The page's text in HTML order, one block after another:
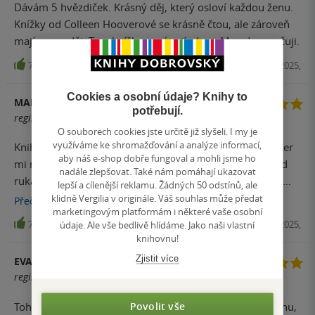
Dávám 5 hvězdiček. Krásný děj, který osloví každou ženu.
Knížky od Colleen Hooverové se krásně čtou, ale zároveň
mají super děj. Tato knížka není vyjímkou. Moc doporučuji.
7 E-kniha, Ikar, 2025,
MARIE TICHÁ
registrovaný uživatel
Kniha se mi líbila opravdu moc. Styl psaní Colleen Hoover
mi naprosto vyhovuje – čte se to samo, stránky mizí pod
rukama a člověk se těší, až se znovu ponoří do příběhu.
Hned začátek mě rozplakal, a stejně tak i konec. Celý
příběh byl plný emocí, napětí a silných momentů. Auburn
jsem hrozně litovala, prožila si tolik bolesti, a přesto
laskavý a navíc s uměleckou duší – okamžitě jsem si ho
oblíbila. Přiznání není jen romantika, je to i silné téma o
rodině, obětech, o tom, co všechno jsme ochotní udělat
Přečíst více
7 E-kniha, Ikar, 2025,
EVA KVAISEROVÁ
registrovaný uživatel
Tohle byla emoční jízda. Ještě jsem nečetla od CoHo knihu,
Cookies a osobní údaje? Knihy to
potřebují.
O souborech cookies jste určitě již slyšeli. I my je
využíváme ke shromažďování a analýze informací,
aby náš e-shop dobře fungoval a mohli jsme ho
nadále zlepšovat. Také nám pomáhají ukazovat
lepší a cílenější reklamu. Žádných 50 odstínů, ale
klidně Vergilia v originále. Váš souhlas může předat
marketingovým platformám i některé vaše osobní
údaje. Ale vše bedlivě hlídáme. Jako naši vlastní
knihovnu!
Zjistit více
Povolit vše